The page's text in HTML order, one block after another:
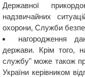
Державної
надзвичайних
охорони, Служби
нагородження
держави. Крім того,
службу" може також
України керівником